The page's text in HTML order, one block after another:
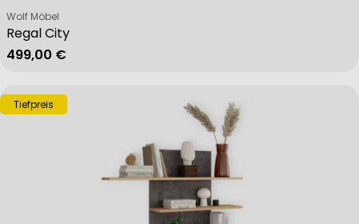
Regal City
Verkäufer:
Wolf Möbel
Regulärer Preis
499,00 €
Tiefpreis